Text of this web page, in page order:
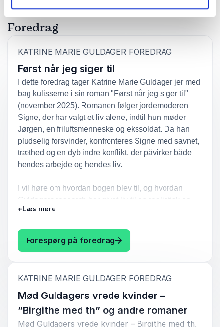
Foredrag
KATRINE MARIE GULDAGER FOREDRAG
Først når jeg siger til
I dette foredrag tager Katrine Marie Guldager jer med
bag kulisserne i sin roman "Først når jeg siger til"
(november 2025). Romanen følger jordemoderen
Signe, der har valgt et liv alene, indtil hun møder
Jørgen, en friluftsmenneske og ekssoldat. Da han
pludselig forsvinder, konfronteres Signe med savnet,
træthed og en dyb indre konflikt, der påvirker både
hendes arbejde og hendes liv.
I vil høre om hvordan bogen blev til, og hvordan
Guldagers research har givet liv til en realistisk og
nuanceret fortælling om kærlighed og ensomhed.
relaterer sig til hendes tidligere bøger, især de
"vrede" kvinder, og hvordan hun arbejder med at
Foredraget giver et indblik i, hvordan Guldager
arbejder med både personlige og professionelle
erfaringer i sine bøger, og hvordan hun bruger
+Læs mere
Forespørg på foredrag: Katrine Marie Guldager
KATRINE MARIE GULDAGER FOREDRAG
Mød Guldagers vrede kvinder –
”Birgithe med th” og andre romaner
Mød Guldagers vrede kvinder – Birgithe med th,